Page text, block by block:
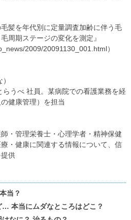
髪を年代別に定量調査加齢に伴う毛
周期ステージの変化を測定』
2009/20091130_001.html）
うべ 社員。某病院での看護業務を経
健康管理）を担当
・管理栄養士・心理学者・精神保健
・健康に関連する情報について、信
供
当？
… 本当にムダなところはどこ？